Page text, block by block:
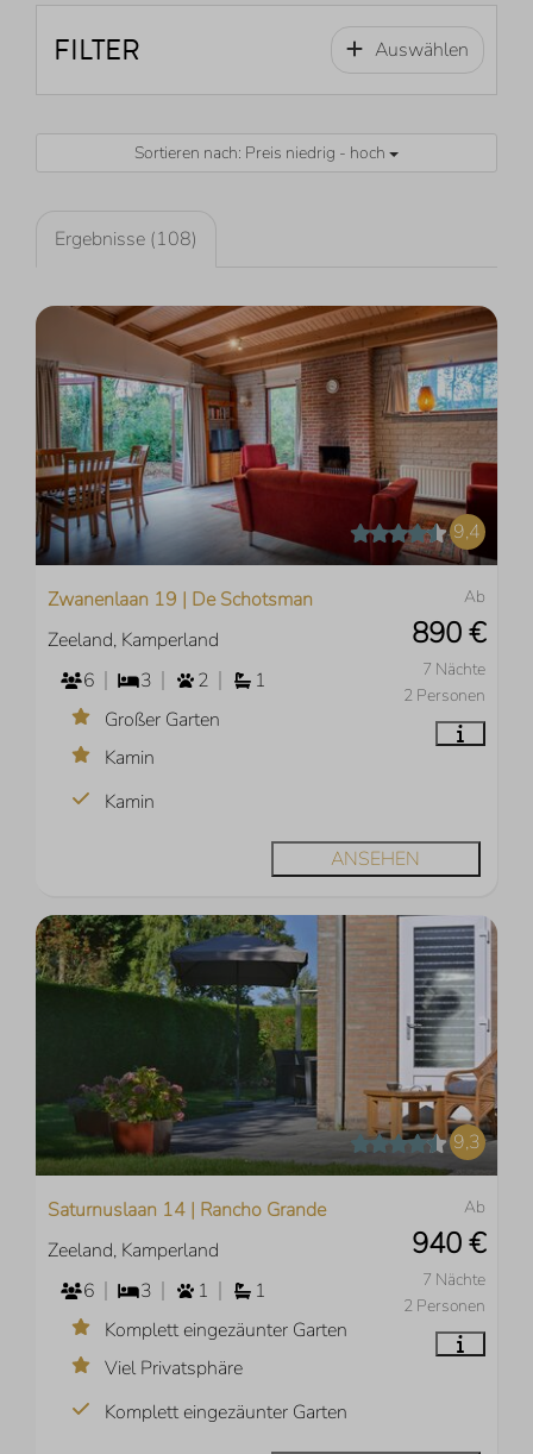
FILTER Auswählen
Sortieren nach: Preis niedrig - hoch
Ergebnisse (108)
9,4
Ab
890 €
7 Nächte
2 Personen
Zwanenlaan 19 | De Schotsman
Zeeland, Kamperland
6
3 2
1
Großer Garten
Kamin
Kamin
ANSEHEN
9,3
Ab
940 €
7 Nächte
2 Personen
Saturnuslaan 14 | Rancho Grande
Zeeland, Kamperland
6
3 1
1
Komplett eingezäunter Garten
Viel Privatsphäre
Komplett eingezäunter Garten